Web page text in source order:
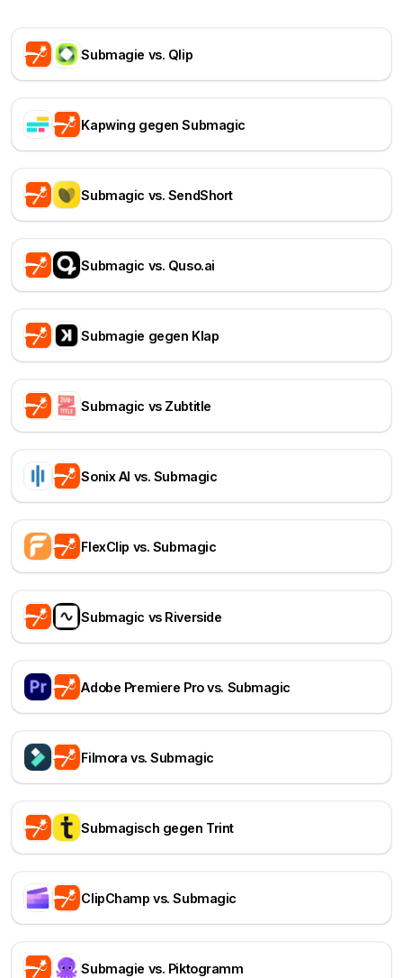
Submagie vs. Qlip
Kapwing gegen Submagic
Submagic vs. SendShort
Submagic vs. Quso.ai
Submagie gegen Klap
Submagic vs Zubtitle
Sonix AI vs. Submagic
FlexClip vs. Submagic
Submagic vs Riverside
Adobe Premiere Pro vs. Submagic
Filmora vs. Submagic
Submagisch gegen Trint
ClipChamp vs. Submagic
Submagie vs. Piktogramm